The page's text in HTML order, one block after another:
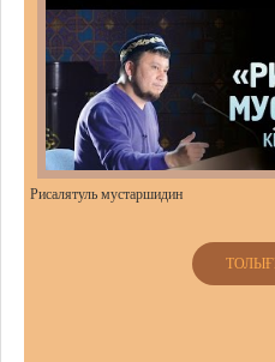
Рисалятуль мустаршидин